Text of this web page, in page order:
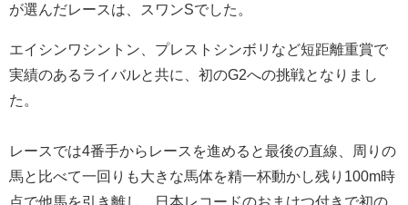
が選んだレースは、スワンSでした。
エイシンワシントン、プレストシンボリなど短距離重賞で
実績のあるライバルと共に、初のG2への挑戦となりまし
た。
レースでは4番手からレースを進めると最後の直線、周りの
馬と比べて一回りも大きな馬体を精一杯動かし残り100m時
点で他馬を引き離し、日本レコードのおまけつ付きで初の